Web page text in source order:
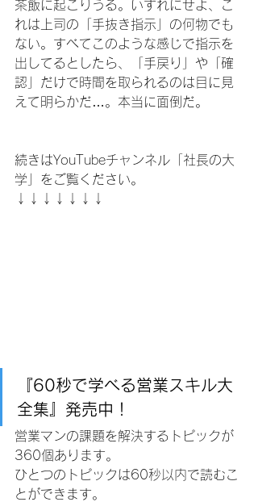
茶飯に起こりうる。いずれにせよ、こ
れは上司の「手抜き指示」の何物でも
ない。すべてこのような感じで指示を
出してるとしたら、「手戻り」や「確
認」だけで時間を取られるのは目に見
えて明らかだ…。本当に面倒だ。
続きはYouTubeチャンネル「社長の大
学」をご覧ください。
↓↓↓↓↓↓↓
『60秒で学べる営業スキル大
全集』発売中！
営業マンの課題を解決するトピックが
360個あります。
ひとつのトピックは60秒以内で読むこ
とができます。